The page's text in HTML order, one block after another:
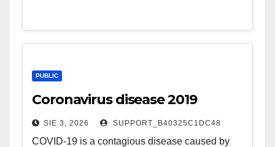
PUBLIC
Coronavirus disease 2019
SIE 3, 2026 SUPPORT_B40325C1DC48
COVID-19 is a contagious disease caused by